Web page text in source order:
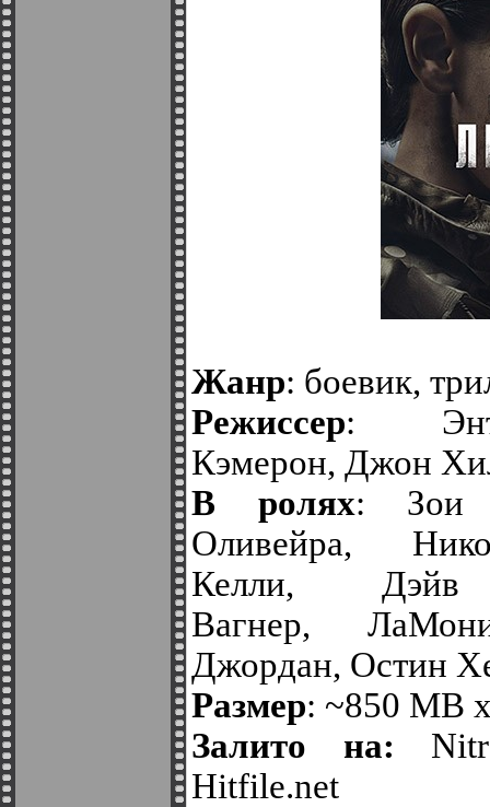
Жанр: боевик,
Режиссер:
Кэмерон, Джон
В ролях: Зои
Оливейра,
Келли,
Вагнер,
Джордан, Остин
Размер: ~850 MB
Залито на:
Hitfile.net